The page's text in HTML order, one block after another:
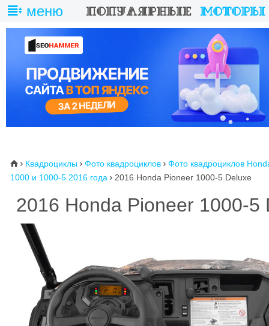
меню
⌂  Квадроциклы  Фото квадроциклов  Фото квадроциклов
1000 и 1000-5 2016 года  2016 Honda Pioneer 1000-5 Deluxe
2016 Honda Pioneer 1000-5